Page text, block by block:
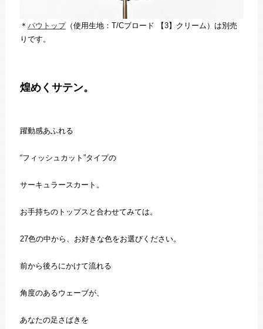
＊ パウトップ（使用生地：T/Cブロード 【3】クリーム）は別売
りです。
煌めくサテン。
躍動感あふれる
“フィッシュカット”タイプの
サーキュラースカート。
お手持ちのトップスと合わせてみては。
27色の中から、お好きな色をお選びください。
前から後ろにかけて流れる
角度のあるウェーブが、
あなたの足さばきを